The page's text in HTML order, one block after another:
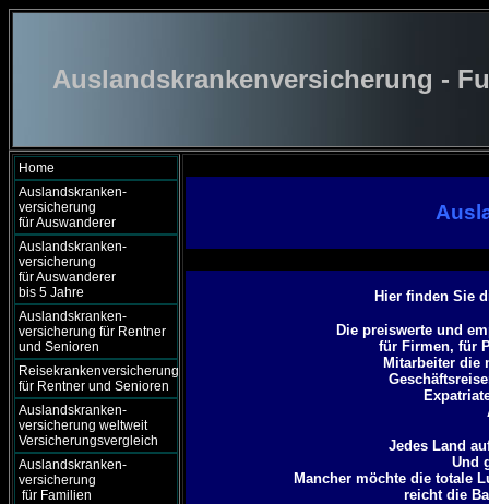
Auslandskrankenversicherung -
Home
Auslandskranken-
versicherung
für Auswanderer
Auslandskranken-
versicherung
für Auswanderer
bis 5 Jahre
Auslandskranken-
versicherung für Rentner
und Senioren
Reisekrankenversicherung
für Rentner und Senioren
Auslandskranken-
versicherung weltweit
Versicherungsvergleich
Auslandskranken-
versicherung
für Familien
Hier finden Sie
Die preiswerte und
für Firmen, für
Mitarbeiter die
Jedes Land
Und
Mancher möchte die totale
reicht die